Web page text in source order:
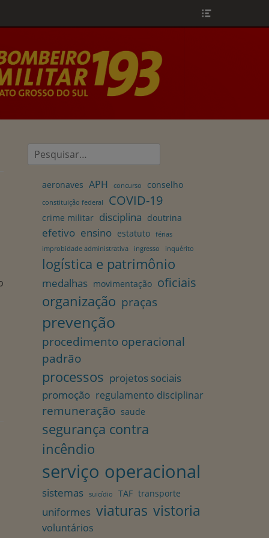
Pesquisar
por:
aeronaves APH concurso conselho
constituição federal COVID-19
crime militar disciplina doutrina
efetivo ensino estatuto
férias
improbidade administrativa
ingresso inquérito
logística e patrimônio
medalhas movimentação oficiais
organização praças
prevenção
procedimento operacional
padrão
processos projetos sociais
promoção regulamento disciplinar
remuneração saude
segurança contra
incêndio
serviço operacional
sistemas suicídio TAF transporte
uniformes viaturas vistoria
voluntários